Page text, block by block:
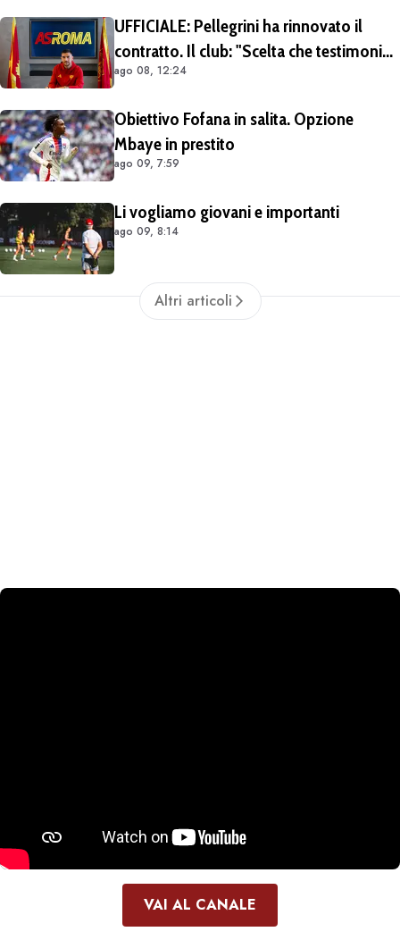
UFFICIALE: Pellegrini ha rinnovato il
contratto. Il club: "Scelta che testimonia
condivisione della visione sportiva e dei
ago 08, 12:24
Obiettivo Fofana in salita. Opzione
Mbaye in prestito
ago 09, 7:59
Li vogliamo giovani e importanti
ago 09, 8:14
Altri articoli
VAI AL CANALE